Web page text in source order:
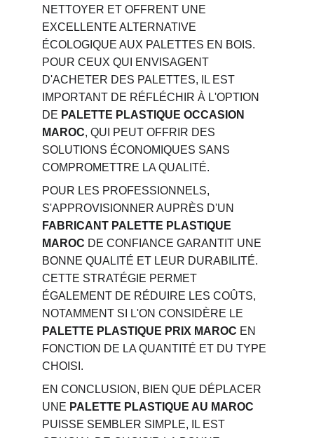
NETTOYER ET OFFRENT UNE
EXCELLENTE ALTERNATIVE
ÉCOLOGIQUE AUX PALETTES EN BOIS.
POUR CEUX QUI ENVISAGENT
D'ACHETER DES PALETTES, IL EST
IMPORTANT DE RÉFLÉCHIR À L'OPTION
DE PALETTE PLASTIQUE OCCASION
MAROC, QUI PEUT OFFRIR DES
SOLUTIONS ÉCONOMIQUES SANS
COMPROMETTRE LA QUALITÉ.
POUR LES PROFESSIONNELS,
S'APPROVISIONNER AUPRÈS D'UN
FABRICANT PALETTE PLASTIQUE
MAROC DE CONFIANCE GARANTIT UNE
BONNE QUALITÉ ET LEUR DURABILITÉ.
CETTE STRATÉGIE PERMET
ÉGALEMENT DE RÉDUIRE LES COÛTS,
NOTAMMENT SI L'ON CONSIDÈRE LE
PALETTE PLASTIQUE PRIX MAROC EN
FONCTION DE LA QUANTITÉ ET DU TYPE
CHOISI.
EN CONCLUSION, BIEN QUE DÉPLACER
UNE PALETTE PLASTIQUE AU MAROC
PUISSE SEMBLER SIMPLE, IL EST